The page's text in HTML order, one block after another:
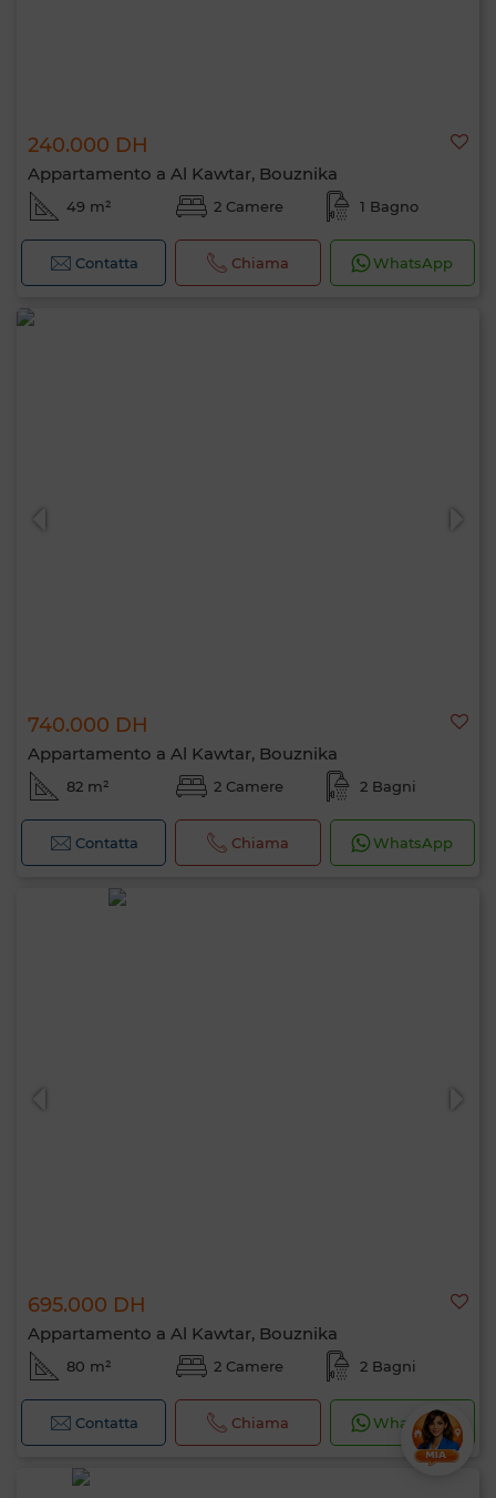
240.000 DH
Appartamento a Al Kawtar, Bouznika
49 m² 2 Camere 1 Bagno
Contatta Chiama WhatsApp
740.000 DH
Appartamento a Al Kawtar, Bouznika
82 m² 2 Camere 2 Bagni
Contatta Chiama WhatsApp
695.000 DH
Appartamento a Al Kawtar, Bouznika
80 m² 2 Camere 2 Bagni
Contatta Chiama WhatsApp